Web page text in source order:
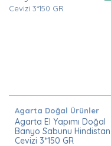
Agarta Doğal Ürünler
Agarta El Yapımı Doğal
Banyo Sabunu Hindistan
Cevizi 3*150 GR